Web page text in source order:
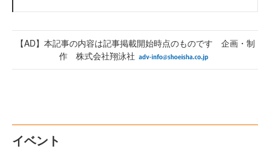
【AD】本記事の内容は記事掲載開始時点のものです 企画・制
作 株式会社翔泳社
イベント